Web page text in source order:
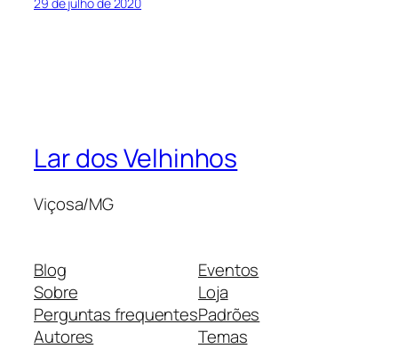
Lar dos Velhinhos
Viçosa/MG
Blog
Sobre
Perguntas frequentes
Autores
Eventos
Loja
Padrões
Temas